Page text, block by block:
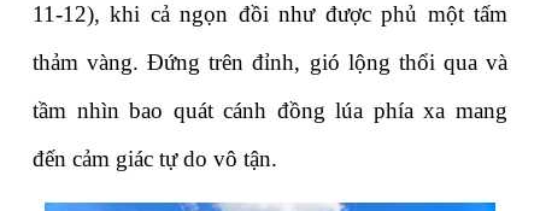
11-12), khi cả ngọn đồi như được phủ một tấm
thảm vàng. Đứng trên đỉnh, gió lộng thổi qua và
tầm nhìn bao quát cánh đồng lúa phía xa mang
đến cảm giác tự do vô tận.